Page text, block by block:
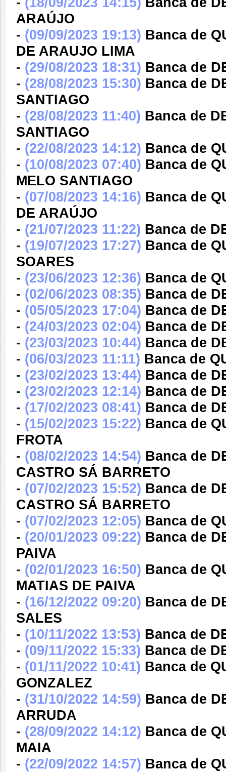
ARAÚJO
- (09/09/2023 19:13) Banca de
DE ARAUJO LIMA
- (29/08/2023 18:31) Banca de
- (28/08/2023 15:30) Banca de
SANTIAGO
- (28/08/2023 11:40) Banca de
SANTIAGO
- (22/08/2023 14:12) Banca de
- (10/08/2023 07:40) Banca de
MELO SANTIAGO
- (07/08/2023 14:16) Banca de
DE ARAÚJO
- (21/07/2023 11:22) Banca de
- (19/07/2023 17:27) Banca de
SOARES
- (23/06/2023 12:36) Banca de
- (02/06/2023 08:35) Banca de
- (05/05/2023 17:04) Banca de
- (24/03/2023 02:04) Banca de
- (23/03/2023 10:44) Banca de
- (06/03/2023 11:11) Banca de
- (23/02/2023 13:44) Banca de
- (23/02/2023 12:14) Banca de
- (17/02/2023 08:41) Banca de
- (15/02/2023 15:22) Banca de
FROTA
- (08/02/2023 14:54) Banca de
CASTRO SÁ BARRETO
- (07/02/2023 15:52) Banca de
CASTRO SÁ BARRETO
- (07/02/2023 12:05) Banca de
- (20/01/2023 09:22) Banca de
PAIVA
- (02/01/2023 16:50) Banca de
MATIAS DE PAIVA
- (16/12/2022 09:20) Banca de
SALES
- (10/11/2022 13:53) Banca de
- (09/11/2022 15:33) Banca de
- (01/11/2022 10:41) Banca de
GONZALEZ
- (31/10/2022 14:59) Banca de
ARRUDA
- (28/09/2022 14:12) Banca de
MAIA
- (22/09/2022 14:57) Banca de